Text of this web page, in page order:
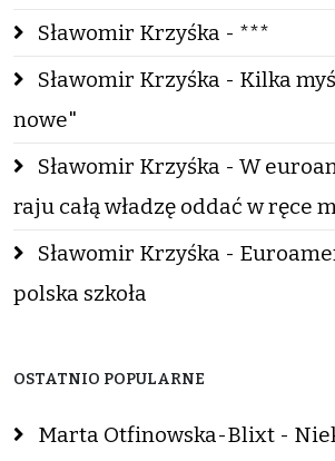
Sławomir Krzyśka - ***
Sławomir Krzyśka - Kilka
nowe"
Sławomir Krzyśka - W
raju całą władzę oddać w ręce
Sławomir Krzyśka -
polska szkoła
OSTATNIO POPULARNE
Marta Otfinowska-Blixt -